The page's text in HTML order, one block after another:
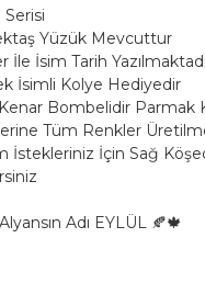
Serisi
Yüzük Mevcuttur
İle İsim Tarih
İsimli Kolye Hediyedir
Bombelidir Parmak
Tüm Renkler
İstekleriniz İçin Sağ
Adı EYLÜL 🍂🍁